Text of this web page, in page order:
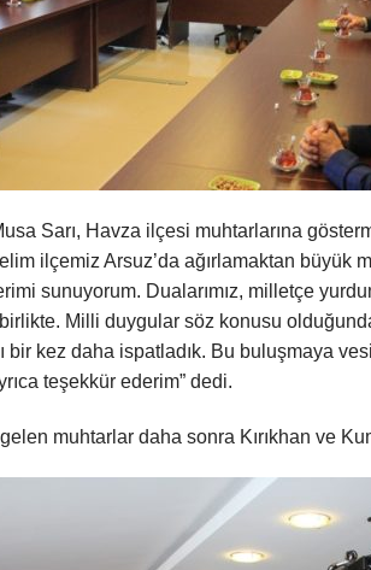
Sarı, Havza ilçesi muhtarlarına
ilçemiz Arsuz’da ağırlamaktan büyük
sunuyorum. Dualarımız, milletçe
Milli duygular söz konusu
bir kez daha ispatladık. Bu buluşmaya
teşekkür ederim” dedi.
muhtarlar daha sonra Kırıkhan ve